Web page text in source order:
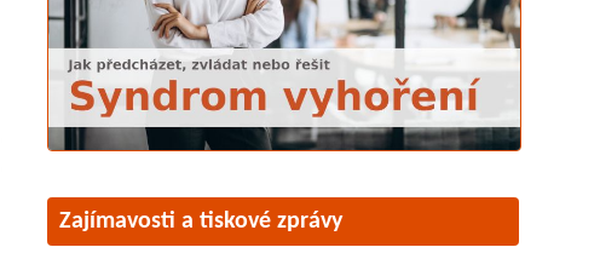
Zajímavosti a tiskové zprávy